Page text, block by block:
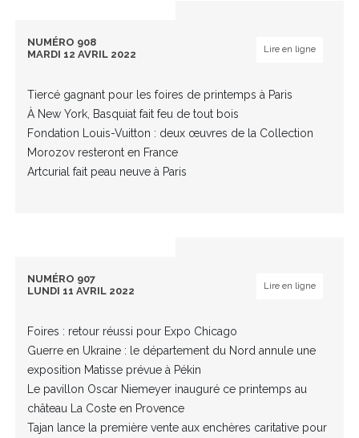
NUMÉRO 908
MARDI 12 AVRIL 2022
Lire en ligne
Tiercé gagnant pour les foires de printemps à Paris
À New York, Basquiat fait feu de tout bois
Fondation Louis-Vuitton : deux œuvres de la Collection
Morozov resteront en France
Artcurial fait peau neuve à Paris
NUMÉRO 907
LUNDI 11 AVRIL 2022
Lire en ligne
Foires : retour réussi pour Expo Chicago
Guerre en Ukraine : le département du Nord annule une
exposition Matisse prévue à Pékin
Le pavillon Oscar Niemeyer inauguré ce printemps au
château La Coste en Provence
Tajan lance la première vente aux enchères caritative pour